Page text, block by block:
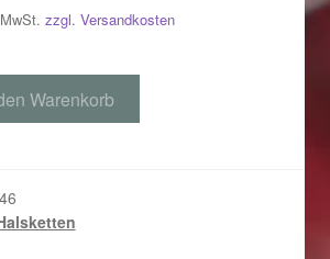
zu Halloween
zu Halloween 2021
zzgl. Versandkosten
Warenkorb